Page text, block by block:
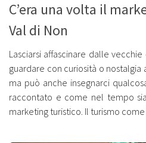
C’era una volta il
Val di Non
Lasciarsi affascinare dalle
guardare con curiosità o
ma può anche insegnarci
raccontato e come nel tempo
marketing turistico. Il turismo